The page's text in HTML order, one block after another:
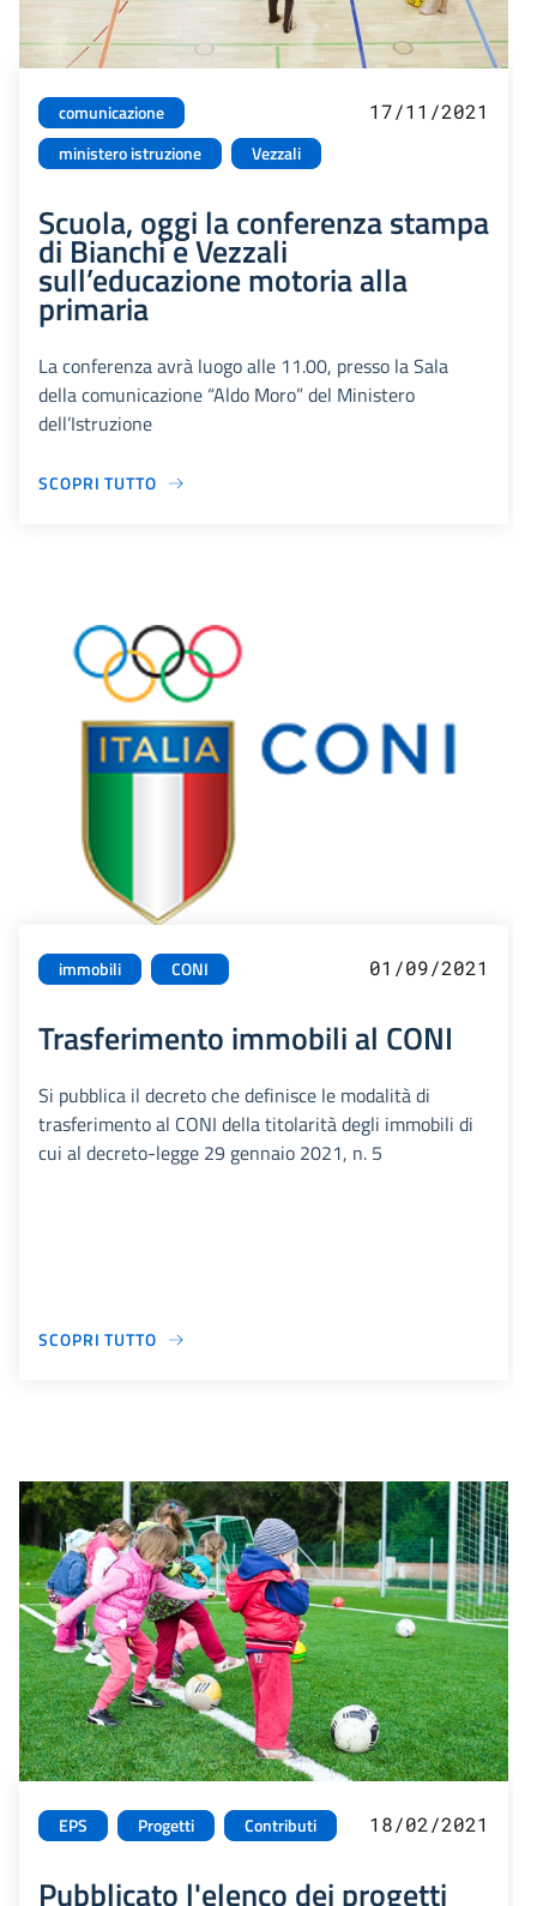
comunicazione
ministero istruzione
Vezzali
17/11/2021
Scuola, oggi la conferenza stampa
di Bianchi e Vezzali
sull’educazione motoria alla
primaria
La conferenza avrà luogo alle 11.00, presso la Sala
della comunicazione “Aldo Moro” del Ministero
dell’Istruzione
SCOPRI TUTTO
immobili CONI 01/09/2021
Trasferimento immobili al CONI
Si pubblica il decreto che definisce le modalità di
trasferimento al CONI della titolarità degli immobili di
cui al decreto-legge 29 gennaio 2021, n. 5
SCOPRI TUTTO
EPS Progetti Contributi 18/02/2021
Pubblicato l'elenco dei progetti